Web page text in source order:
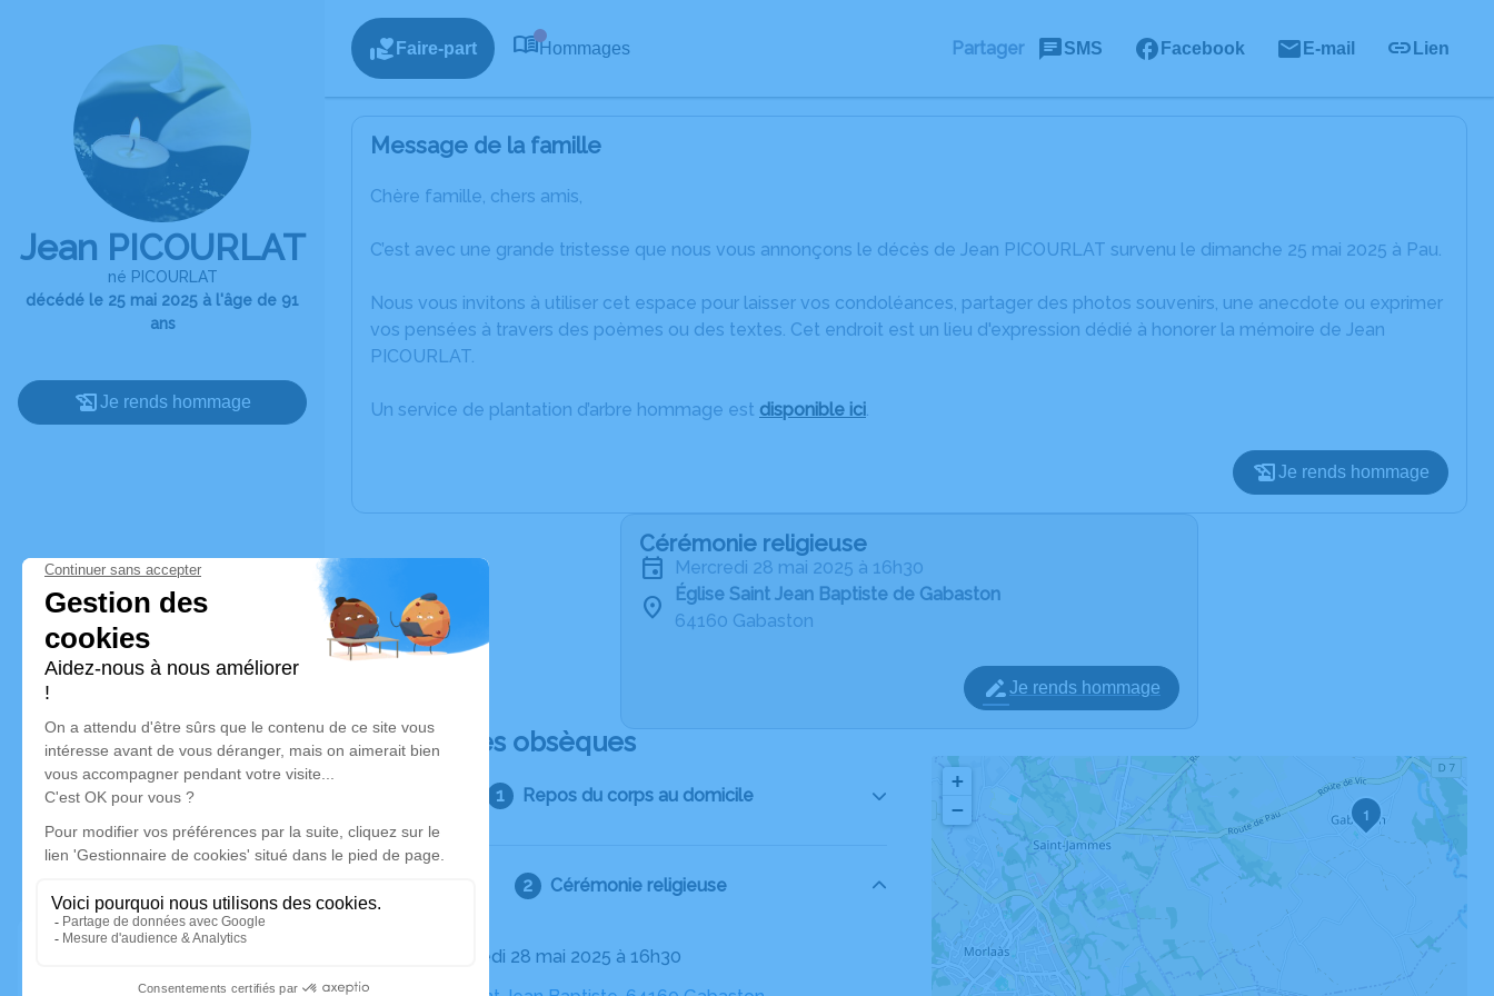
Jean PICOURLAT
né PICOURLAT
décédé le 25 mai 2025 à l'âge de 91
ans
Je rends hommage
Faire-part Hommages Partager SMS Facebook E-mail Lien
Message de la famille
Chère famille, chers amis,
C’est avec une grande tristesse que nous vous annonçons le décès de Jean PICOURLAT survenu le dimanche 25 mai 2025 à Pau.
Nous vous invitons à utiliser cet espace pour laisser vos condoléances, partager des photos souvenirs, une anecdote ou exprimer
vos pensées à travers des poèmes ou des textes. Cet endroit est un lieu d'expression dédié à honorer la mémoire de Jean
PICOURLAT.
Un service de plantation d’arbre hommage est disponible ici.
Je rends hommage
Cérémonie religieuse
mercredi 28 mai 2025 à 16h30
Église Saint Jean Baptiste de Gabaston
64160 Gabaston
Je rends hommage
Déroulé des obsèques
Repos du corps au domicile
Cérémonie religieuse
Le mercredi 28 mai 2025 à 16h30
1
+
−